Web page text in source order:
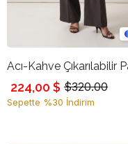
$320.00
224,00 $
Sepette %30 İndirim